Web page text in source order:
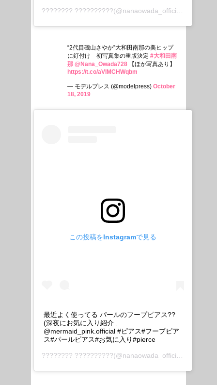
???????? ??????????(@nanaowada_official)がシェアした投稿 –
“2代目磯山さやか”大和田南那の美ヒップ
に釘付け 初写真集の重版決定 #大和田南
那 @Nana_Owada728 【ほか写真あり】
https://t.co/aVlMCHWqbm
— モデルプレス (@modelpress) October
18, 2019
この投稿をInstagramで見る
最近よく使ってる パールのフープピアス??
(深夜にお気に入り紹介 .
@mermaid_pink.official #ピアス#フープピア
ス#パールピアス#お気に入り#pierce
???????? ??????????(@nanaowada_official)がシェアした投稿 –